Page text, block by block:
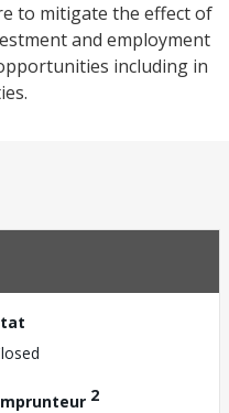
to mitigate the effect of
and employment
including in
2